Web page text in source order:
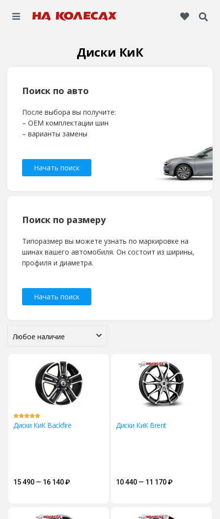
Диски КиК
Поиск по авто
После выбора вы получите:
– OEM комплектации шин
– варианты замены
Начать поиск
Поиск по размеру
Типоразмер вы можете узнать по маркировке на
шинах вашего автомобиля. Он состоит из ширины,
профиля и диаметра.
Начать поиск
Диски КиК Backfire
15 490 — 16 140₽
Диски КиК Brent
10 440 — 11 170₽